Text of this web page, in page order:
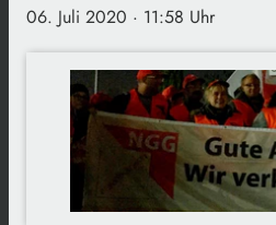
06. Juli 2020 · 11:58 Uhr